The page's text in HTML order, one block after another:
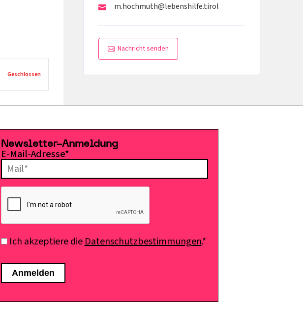
Geschlossen
m.hochmuth@lebenshilfe.tirol
Nachricht senden
Newsletter-Anmeldung
E-Mail-Adresse*
Ich akzeptiere dieDatenschutzbestimmungen.*